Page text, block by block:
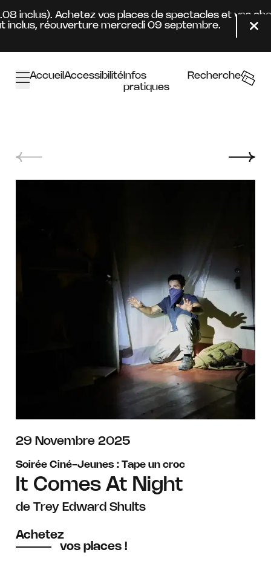
inclus). Achetez vos places de spectacles et vos
réouverture mercredi 09 septembre.
AccueilAccessibilitéInfos
pratiques
Recherche
29 novembre
Novembre 2025
Soirée Ciné-Jeunes : Tape un croc
It Comes At Night
de Trey Edward Shults
Achetez
vos places !